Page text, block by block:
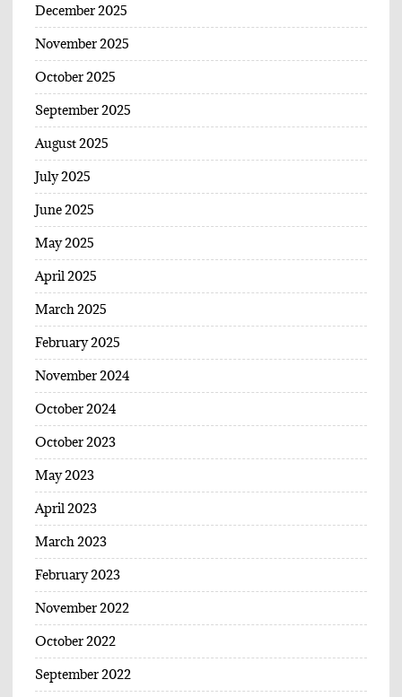
December 2025
November 2025
October 2025
September 2025
August 2025
July 2025
June 2025
May 2025
April 2025
March 2025
February 2025
November 2024
October 2024
October 2023
May 2023
April 2023
March 2023
February 2023
November 2022
October 2022
September 2022